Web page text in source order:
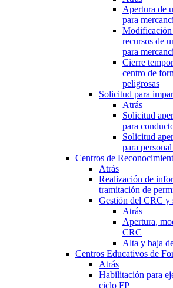
Apertura de
para
Modificación
recursos de
para
Cierre
centro de
peligrosas
Solicitud para
Atrás
Solicitud
para
Solicitud
para
Centros de
Atrás
Realización de
tramitación de
Gestión del CRC y
Atrás
Apertura,
CRC
Alta y baja
Centros Educativos de
Atrás
Habilitación para
ciclo FP